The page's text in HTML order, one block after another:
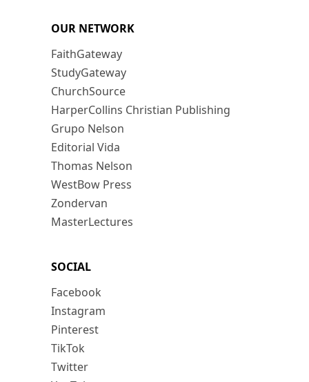
OUR NETWORK
FaithGateway
StudyGateway
ChurchSource
HarperCollins Christian Publishing
Grupo Nelson
Editorial Vida
Thomas Nelson
WestBow Press
Zondervan
MasterLectures
SOCIAL
Facebook
Instagram
Pinterest
TikTok
Twitter